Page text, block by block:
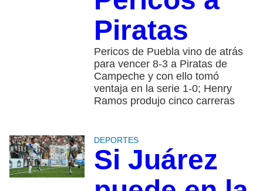
Piratas
Pericos de Puebla vino de atrás
para vencer 8-3 a Piratas de
Campeche y con ello tomó
ventaja en la serie 1-0; Henry
Ramos produjo cinco carreras
DEPORTES
Si Juárez